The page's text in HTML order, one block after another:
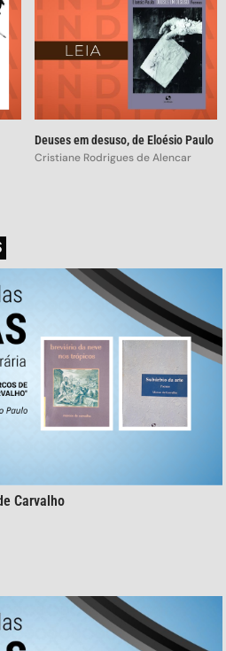
Deuses em desuso, de Eloésio Paulo
Cristiane Rodrigues de Alencar
Carvalho